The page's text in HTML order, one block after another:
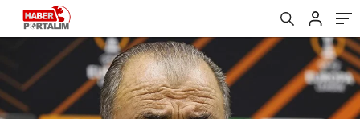
Açıklamalar!